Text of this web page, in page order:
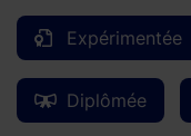
Expérimentée
Diplômée